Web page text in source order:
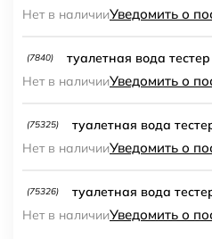
Нет в наличииУведомить о
(7840)
туалетная вода
Нет в наличииУведомить о
(75325)
туалетная вода
Нет в наличииУведомить о
(75326)
туалетная вода
Нет в наличииУведомить о